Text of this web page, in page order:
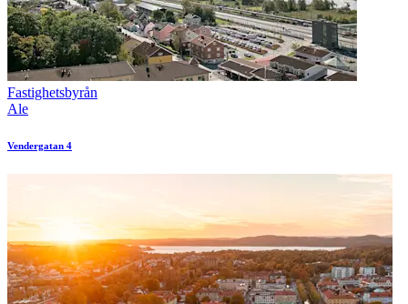
Fastighetsbyrån
Ale
Vendergatan 4